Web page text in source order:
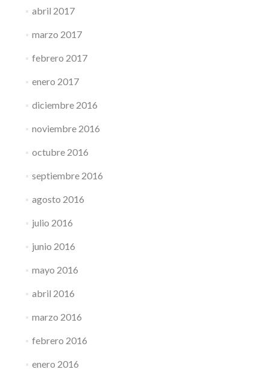
abril 2017
marzo 2017
febrero 2017
enero 2017
diciembre 2016
noviembre 2016
octubre 2016
septiembre 2016
agosto 2016
julio 2016
junio 2016
mayo 2016
abril 2016
marzo 2016
febrero 2016
enero 2016